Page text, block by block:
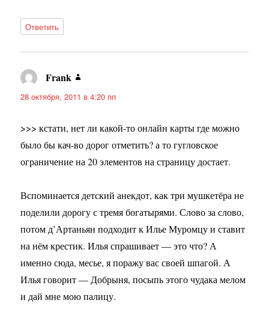
Ответить
Frank
28 октября, 2011 в 4:20 пп
>>> кстати, нет ли какой-то онлайн карты где можно
было бы кач-во дорог отметить? а то гугловское
ограничение на 20 элементов на страницу достает.
Вспоминается детский анекдот, как три мушкетёра не
поделили дорогу с тремя богатырями. Слово за слово,
потом д’Артаньян подходит к Илье Муромцу и ставит
на нём крестик. Илья спрашивает — это что? А
именно сюда, месье, я поражу вас своей шпагой. А
Илья говорит — Добрыня, посыпь этого чудака мелом
и дай мне мою палицу.